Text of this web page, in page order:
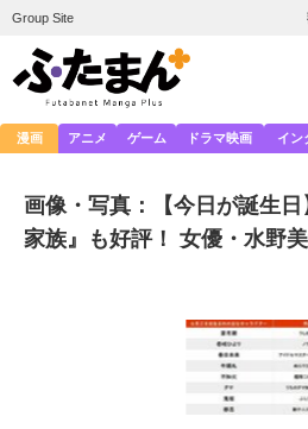
Group Site
漫画 アニメ ゲーム ドラマ映画 イン
画像・写真：【今日が誕生
家族』も好評！ 女優・水野